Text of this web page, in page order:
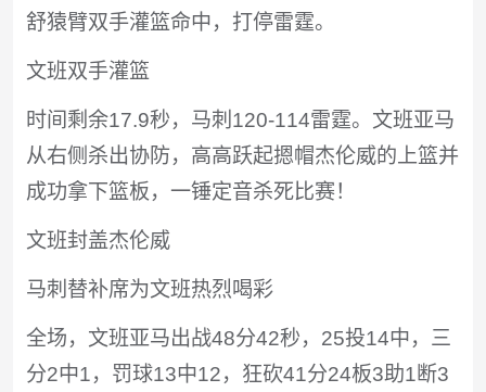
舒猿臂双手灌篮命中，打停雷霆。
文班双手灌篮
时间剩余17.9秒，马刺120-114雷霆。文班亚马
从右侧杀出协防，高高跃起摁帽杰伦威的上篮并
成功拿下篮板，一锤定音杀死比赛！
文班封盖杰伦威
马刺替补席为文班热烈喝彩
全场，文班亚马出战48分42秒，25投14中，三
分2中1，罚球13中12，狂砍41分24板3助1断3